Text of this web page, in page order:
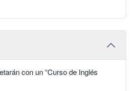
con un “Curso de Inglés